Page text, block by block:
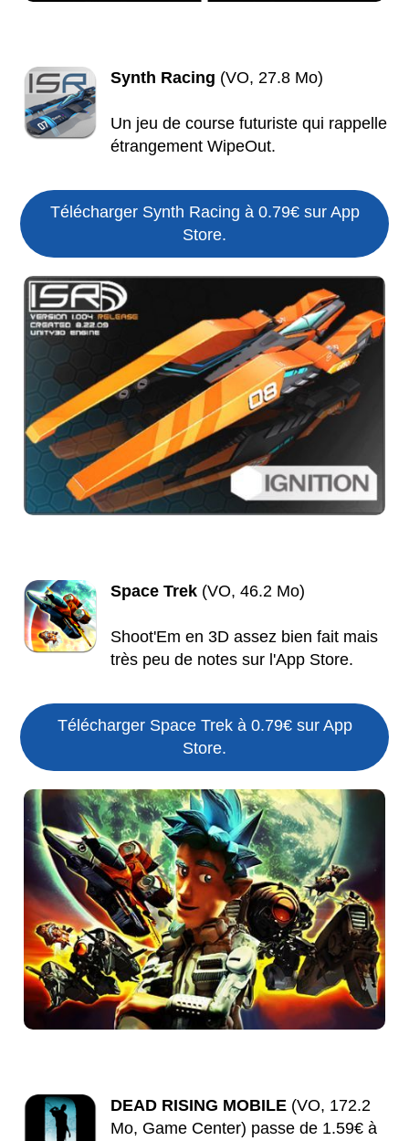
Synth Racing (VO, 27.8 Mo)
Un jeu de course futuriste qui rappelle
étrangement WipeOut.
Télécharger Synth Racing à 0.79€ sur App
Store.
Space Trek (VO, 46.2 Mo)
Shoot'Em en 3D assez bien fait mais
très peu de notes sur l'App Store.
Télécharger Space Trek à 0.79€ sur App
Store.
DEAD RISING MOBILE (VO, 172.2
Mo, Game Center) passe de 1.59€ à